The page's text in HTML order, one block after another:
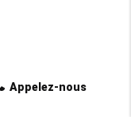
Appelez-nous